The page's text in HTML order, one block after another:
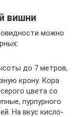
вишни
можно
до 7 метров,
крону. Кора
цвета со
пурпурного
На вкус кисло-